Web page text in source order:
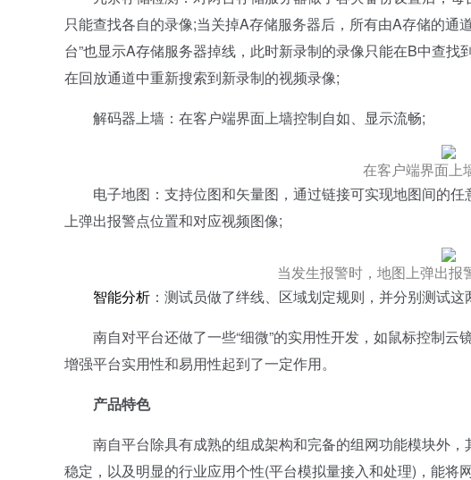
只能查找各自的录像;当关掉A存储服务器后，所有由A存储的通
台”也显示A存储服务器掉线，此时新录制的录像只能在B中查
在回放通道中重新搜索到新录制的视频录像;
解码器上墙：在客户端界面上墙控制自如、显示流畅;
在客户端界面上
电子地图：支持位图和矢量图，通过链接可实现地图间的任
上弹出报警点位置和对应视频图像;
当发生报警时，地图上弹出报
智能分析 ：测试员做了绊线、区域划定规则，并分别测试
南自对平台还做了一些“细微”的实用性开发，如鼠标控制云
增强平台实用性和易用性起到了一定作用。
产品特色
南自平台除具有成熟的组成架构和完备的组网功能模块外，
稳定，以及明显的行业应用个性(平台模拟量接入和处理)，能